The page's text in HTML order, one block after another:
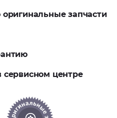
запчасти
центре